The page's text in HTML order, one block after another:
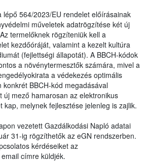
lépő 564/2023/EU rendelet előírásainak
műveletek adatrögzítése két új
termelőknek rögzíteniük kell a
kezdőóráját, valamint a kezelt kultúra
(fejlettségi állapotát). A BBCH-kódok
a növénytermesztők számára, mivel a
a védekezés optimális
konkrét BBCH-kód megadásával
új mező hamarosan az elektronikus
kap, melynek fejlesztése jelenleg is zajlik.
vezetett Gazdálkodási Napló adatai
31-ig rögzíthetők az eGN rendszerben.
kérdéseiket az
email címre küldjék.